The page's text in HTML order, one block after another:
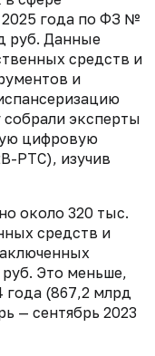
2025 года по ФЗ №
руб. Данные
средств и
и
эксперты
цифровую
РТС), изучив
около 320 тыс.
средств и
Это меньше,
года (867,2 млрд
— сентябрь 2023